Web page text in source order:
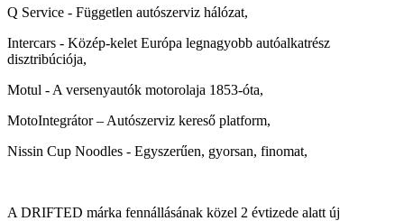
Q Service - Független autószerviz hálózat,
Intercars - Közép-kelet Európa legnagyobb autóalkatrész
disztribúciója,
Motul - A versenyautók motorolaja 1853-óta,
MotoIntegrátor – Autószerviz kereső platform,
Nissin Cup Noodles - Egyszerűen, gyorsan, finomat,
A DRIFTED márka fennállásának közel 2 évtizede alatt új